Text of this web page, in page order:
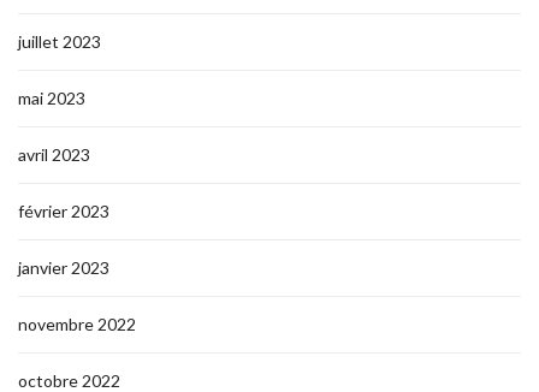
juillet 2023
mai 2023
avril 2023
février 2023
janvier 2023
novembre 2022
octobre 2022